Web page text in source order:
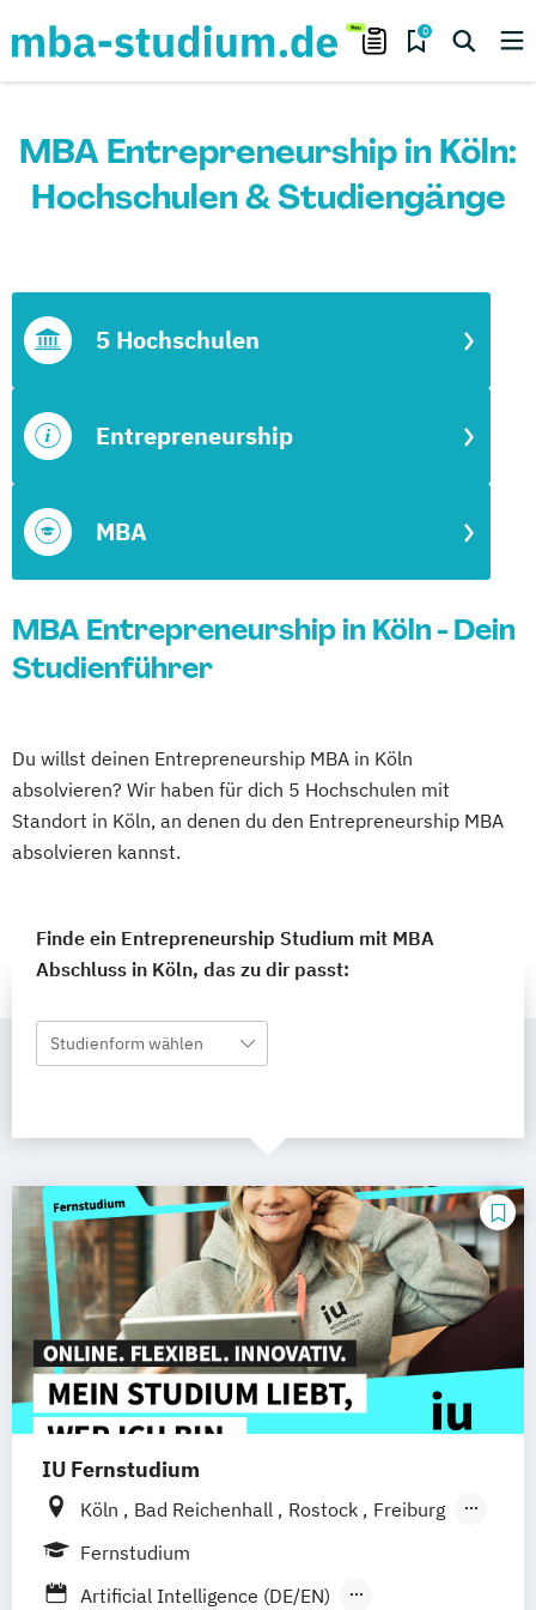
0
MBA Entrepreneurship in Köln:
Hochschulen & Studiengänge
MBA
Entrepreneurship
5 Hochschulen
MBA Entrepreneurship in Köln - Dein
Studienführer
Du willst deinen Entrepreneurship MBA in Köln
absolvieren? Wir haben für dich 5 Hochschulen mit
Standort in Köln, an denen du den Entrepreneurship MBA
absolvieren kannst.
Finde ein Entrepreneurship Studium mit MBA
Abschluss in Köln, das zu dir passt:
Studienform wählen
IU Fernstudium
Köln Bad Reichenhall Rostock
Freiburg
Kiel
Frankfurt am Main
Fernstudium
Artificial Intelligence (DE/EN)